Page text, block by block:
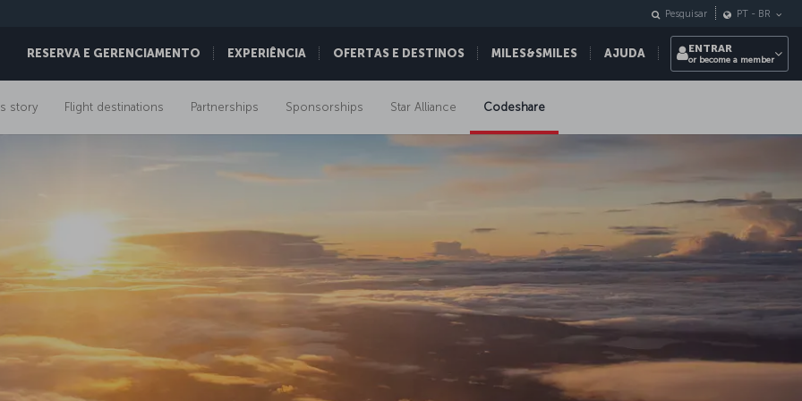
RESERVA E GERENCIAMENTO EXPERIÊNCIA OFERTAS E DESTINOS MILES&SMILES AJUDA
Pesquisar PT - BR
ENTRAR
or become a member
story Flight destinations Partnerships Sponsorships Star Alliance Codeshare